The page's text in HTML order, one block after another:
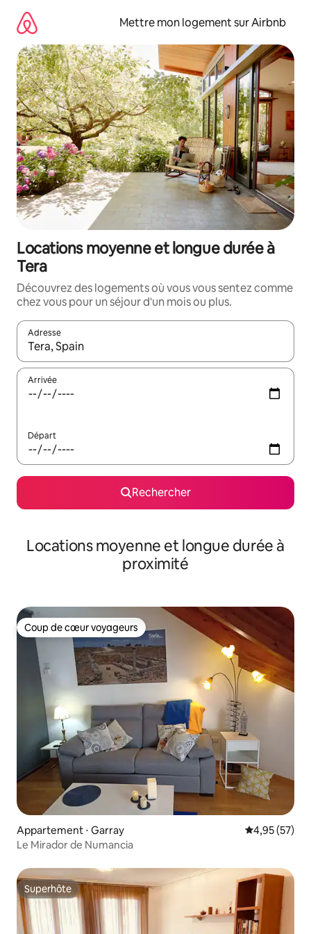
directement
contenu
Mettre mon logement sur Airbnb
Locations moyenne et longue durée à
Tera
Découvrez des logements où vous vous sentez comme
chez vous pour un séjour d'un mois ou plus.
Adresse
Lorsque les résultats s'affichent, utilisez les flèches vers le
Arrivée
Départ
Rechercher
Locations moyenne et longue durée à
proximité
Coup de cœur voyageurs
Coup de cœur voyageurs
Appartement ⋅ Garray Évaluation
4,95 (57)
Le Mirador de Numancia
Superhôte
Superhôte